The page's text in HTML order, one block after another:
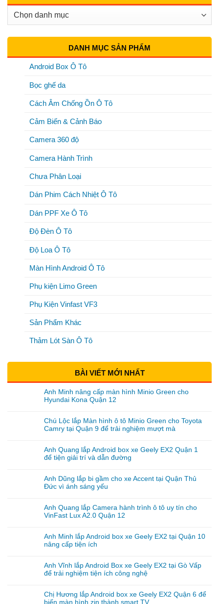
Chuyên
DANH MỤC SẢN PHẨM
Android Box Ô Tô
Bọc ghế da
Cách Âm Chống Ồn Ô Tô
Cảm Biến & Cảnh Báo
Camera 360 độ
Camera Hành Trình
Chưa Phân Loại
Dán Phim Cách Nhiệt Ô Tô
Dán PPF Xe Ô Tô
Độ Đèn Ô Tô
Độ Loa Ô Tô
Màn Hình Android Ô Tô
Phụ kiện Limo Green
Phụ Kiện Vinfast VF3
Sản Phẩm Khác
Thảm Lót Sàn Ô Tô
BÀI VIẾT MỚI NHẤT
Anh Minh nâng cấp màn hình Minio Green cho
Hyundai Kona Quận 12
Chú Lộc lắp Màn hình ô tô Minio Green cho Toyota
Camry tại Quận 9 để trải nghiệm mượt mà
Anh Quang lắp Android box xe Geely EX2 Quận 1
để tiện giải trí và dẫn đường
Anh Dũng lắp bi gầm cho xe Accent tại Quận Thủ
Đức vì ánh sáng yếu
Anh Quang lắp Camera hành trình ô tô uy tín cho
VinFast Lux A2.0 Quận 12
Anh Minh lắp Android box xe Geely EX2 tại Quận 10
nâng cấp tiện ích
Anh Vĩnh lắp Android Box xe Geely EX2 tại Gò Vấp
để trải nghiệm tiện ích công nghệ
Chị Hương lắp Android box xe Geely EX2 Quận 6 để
biến màn hình zin thành smart TV